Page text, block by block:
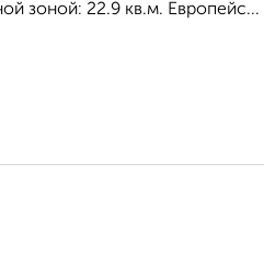
зоной: 22.9 кв.м. Европейс...